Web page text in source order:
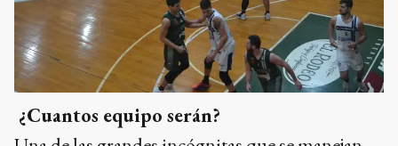
¿Cuantos equipo serán?